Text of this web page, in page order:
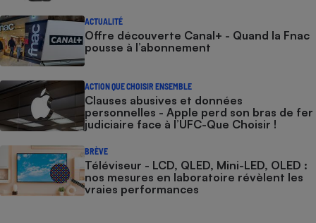
ACTUALITÉ
Offre découverte Canal+ - Quand la Fnac
pousse à l’abonnement
ACTION QUE CHOISIR ENSEMBLE
Clauses abusives et données
personnelles - Apple perd son bras de fer
judiciaire face à l’UFC-Que Choisir !
BRÈVE
Téléviseur - LCD, QLED, Mini-LED, OLED :
nos mesures en laboratoire révèlent les
vraies performances